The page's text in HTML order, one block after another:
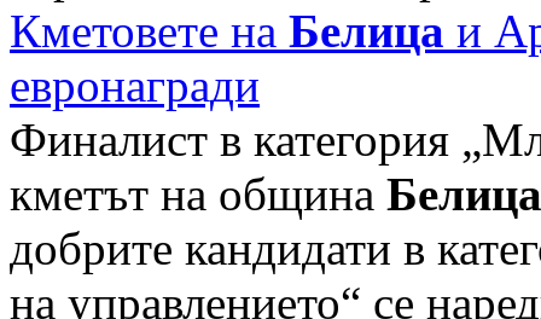
Кметовете на Белица и
евронагради
Финалист в категория
кметът на община Белица
добрите кандидати в
на управлението“ се